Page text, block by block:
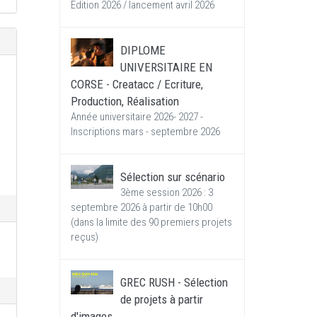
Edition 2026 / lancement avril 2026
DIPLOME
UNIVERSITAIRE EN
CORSE - Creatacc / Ecriture,
Production, Réalisation
Année universitaire 2026- 2027 -
Inscriptions mars - septembre 2026
Sélection sur scénario
3ème session 2026 : 3
septembre 2026 à partir de 10h00
(dans la limite des 90 premiers projets
reçus)
GREC RUSH - Sélection
de projets à partir